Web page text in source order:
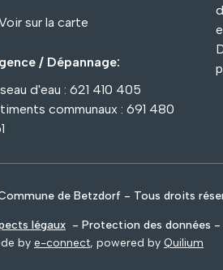
sur la carte
/ Dépannage:
d'eau : 621 410 405
communaux : 691 480
de Betzdorf - Tous droits
légaux - Protection des données
by e-connect, powered by Quilium